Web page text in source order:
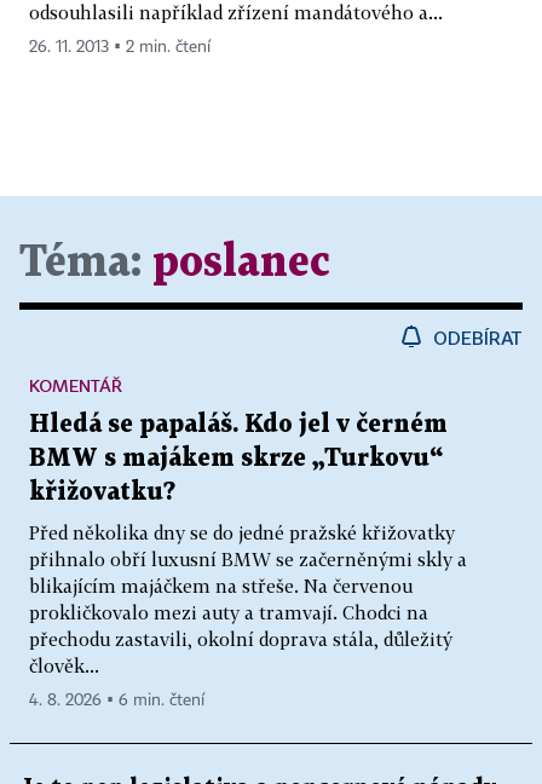
odsouhlasili například zřízení mandátového a...
26. 11. 2013 ▪ 2 min. čtení
Téma: poslanec
ODEBÍRAT
Hledá se papaláš. Kdo jel v černém
BMW s majákem skrze „Turkovu“
křižovatku?
Před několika dny se do jedné pražské křižovatky
přihnalo obří luxusní BMW se začerněnými skly a
blikajícím majáčkem na střeše. Na červenou
prokličkovalo mezi auty a tramvají. Chodci na
přechodu zastavili, okolní doprava stála, důležitý
člověk...
KOMENTÁŘ
4. 8. 2026 ▪ 6 min. čtení